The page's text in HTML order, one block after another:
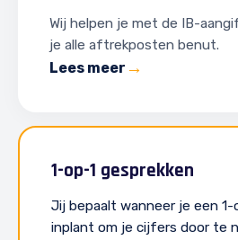
Wij helpen je met de IB-
je alle aftrekposten benut.
Lees meer
1-op-1 gesprekken
Jij bepaalt wanneer je een 1-
inplant om je cijfers door te